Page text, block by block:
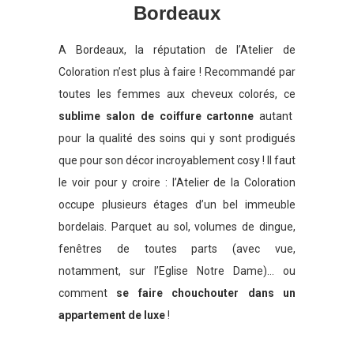
Bordeaux
A Bordeaux, la réputation de l’Atelier de
Coloration n’est plus à faire ! Recommandé par
toutes les femmes aux cheveux colorés, ce
sublime salon de coiffure cartonne autant
pour la qualité des soins qui y sont prodigués
que pour son décor incroyablement cosy ! Il faut
le voir pour y croire : l’Atelier de la Coloration
occupe plusieurs étages d’un bel immeuble
bordelais. Parquet au sol, volumes de dingue,
fenêtres de toutes parts (avec vue,
notamment, sur l’Eglise Notre Dame)… ou
comment se faire chouchouter dans un
appartement de luxe!